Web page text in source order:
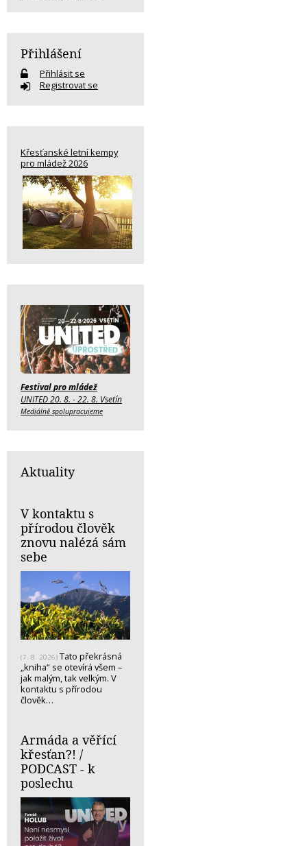
Přihlášení
Přihlásit se
Registrovat se
Křesťanské letní kempy
pro mládež 2026
Festival pro mládež
UNITED 20. 8. - 22. 8. Vsetín
Mediálně spolupracujeme
Aktuality
V kontaktu s
přírodou člověk
znovu nalézá sám
sebe
(7. 8. 2026) Tato překrásná
„kniha“ se otevírá všem –
jak malým, tak velkým. V
kontaktu s přírodou
člověk…
Armáda a věřící
křesťan?! /
PODCAST - k
poslechu